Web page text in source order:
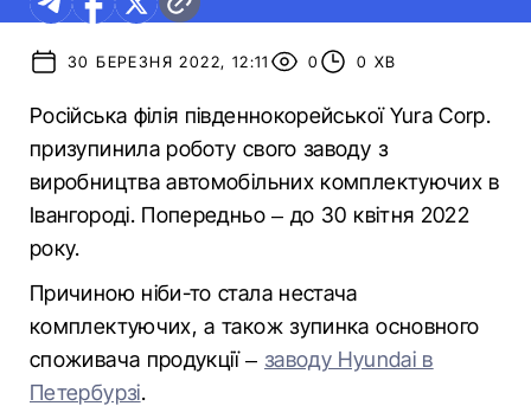
30 БЕРЕЗНЯ 2022, 12:11 0 0 ХВ
Російська філія південнокорейської Yura Corp.
призупинила роботу свого заводу з
виробництва автомобільних комплектуючих в
Івангороді. Попередньо – до 30 квітня 2022
року.
Причиною ніби-то стала нестача
комплектуючих, а також зупинка основного
споживача продукції – заводу Hyundai в
Петербурзі.